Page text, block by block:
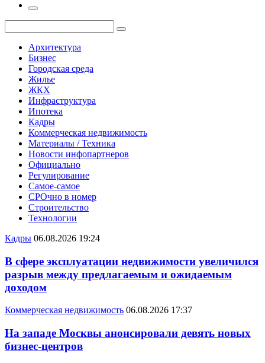
Архитектура
Бизнес
Городская среда
Жилье
ЖКХ
Инфраструктура
Ипотека
Кадры
Коммерческая недвижимость
Материалы / Техника
Новости инфопартнеров
Официально
Регулирование
Самое-самое
СРОчно в номер
Строительство
Технологии
Кадры 06.08.2026 19:24
В сфере эксплуатации недвижимости увеличился
разрыв между предлагаемым и ожидаемым
доходом
Коммерческая недвижимость 06.08.2026 17:37
На западе Москвы анонсировали девять новых
бизнес-центров